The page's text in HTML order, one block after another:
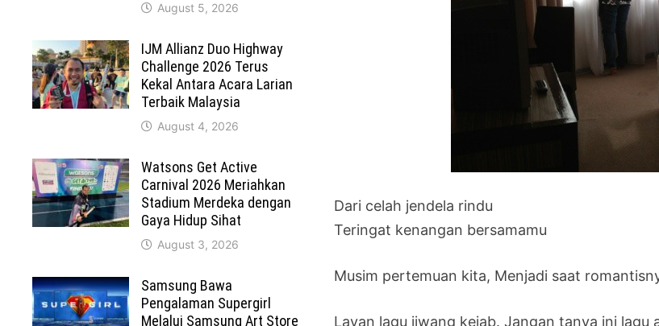
Dari celah jendela rindu
Teringat kenangan bersamamu
Musim pertemuan kita, Menjadi saat
Layan lagu jiwang kejab. Jangan tanya ini
August 5, 2026
IJM Allianz Duo Highway
Challenge 2026 Terus
Kekal Antara Acara Larian
Terbaik Malaysia
August 4, 2026
Watsons Get Active
Carnival 2026 Meriahkan
Stadium Merdeka dengan
Gaya Hidup Sihat
August 3, 2026
Samsung Bawa
Pengalaman Supergirl
Melalui Samsung Art Store